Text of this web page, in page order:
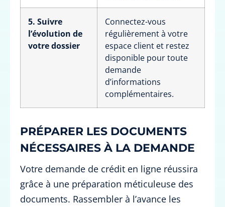
5. Suivre
l’évolution de
votre dossier
Connectez-vous
régulièrement à votre
espace client et restez
disponible pour toute
demande
d’informations
complémentaires.
PRÉPARER LES DOCUMENTS
NÉCESSAIRES À LA DEMANDE
Votre demande de crédit en ligne réussira
grâce à une préparation méticuleuse des
documents. Rassembler à l’avance les